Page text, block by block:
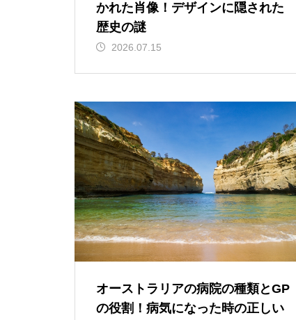
かれた肖像！デザインに隠された
歴史の謎
2026.07.15
オーストラリアの病院の種類とGP
の役割！病気になった時の正しい